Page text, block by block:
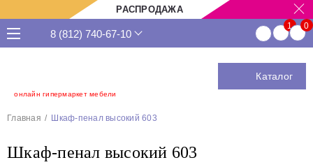
РАСПРОДАЖА
онлайн гипермаркет мебели
8 (812) 740-67-10
Каталог
Главная Шкаф-пенал высокий 603
Шкаф-пенал высокий 603